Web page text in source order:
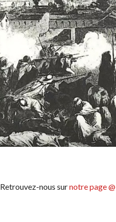
Retrouvez-nous surnotre page